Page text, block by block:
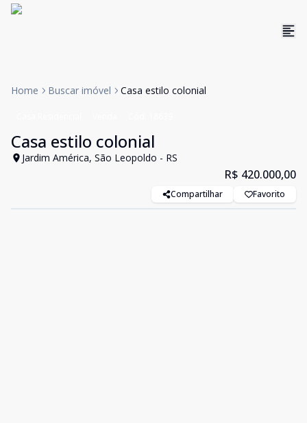
Home Buscar imóvel Casa estilo colonial
Casa estilo colonial
Jardim América, São Leopoldo - RS
R$ 420.000,00
Compartilhar Favorito